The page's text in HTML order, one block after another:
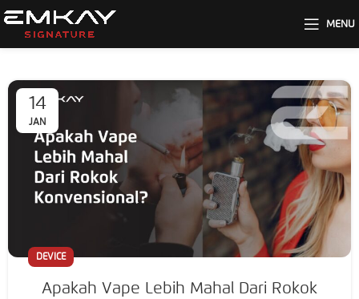
MENU
14
JAN
DEVICE
Apakah Vape Lebih Mahal Dari Rokok